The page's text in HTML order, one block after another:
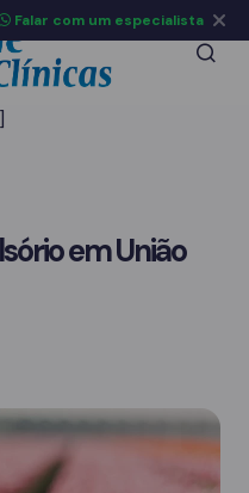
em União
Falar com um especialista